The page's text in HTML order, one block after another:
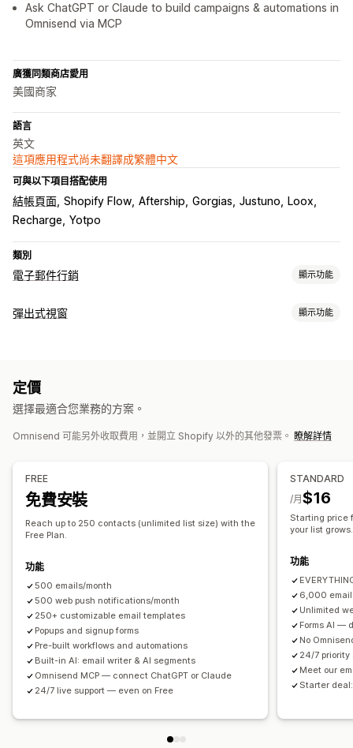
Ask ChatGPT or Claude to build campaigns & automations in
Omnisend via MCP
廣獲同類商店愛用
美國商家
語言
英文
這項應用程式尚未翻譯成繁體中文
可與以下項目搭配使用
結帳頁面 Shopify Flow Aftership Gorgias Justuno
Loox
Recharge Yotpo
類別
電子郵件行銷 顯示功能
行銷活動類型
瀏覽放棄內容
挽回電子郵件 商品推薦 連續電子郵件行銷活動
自訂行銷活動
編輯工具
自訂字型
匯入和匯出 電子郵件網域
電子郵件收集清單
簡訊收集清單
觸發條件與規則 自動化 目標設定 地理位置
分群
API 與 Webhook
彈出式視窗 顯示功能
簡訊收集清單 行銷活動 自動化 目標設定 分群 標記 報告
定價
選擇最適合您業務的方案。
Omnisend 可能另外收取費用，並開立 Shopify 以外的其他發票。 瞭解詳情
FREE
免費安裝
Reach up to 250 contacts (unlimited list size) with the
Free Plan.
功能
500 emails/month
500 web push notifications/month
250+ customizable email templates
Popups and signup forms
Pre-built workflows and automations
Built-in AI: email writer & AI segments
Omnisend MCP — connect ChatGPT or Claude
24/7 live support — even on Free
STANDARD
$16
/月
Starting price
your list
功能
6,000
Unlimited
Forms AI —
No
24/7 priority
Meet our
Starter